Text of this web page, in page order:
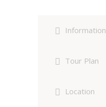
Information
Tour Plan
Location